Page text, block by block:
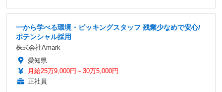
一から学べる環境・ピッキングスタッフ 残業少なめで安心/
ポテンシャル採用
株式会社Amark
愛知県
月給25万9,000円～30万5,000円
正社員